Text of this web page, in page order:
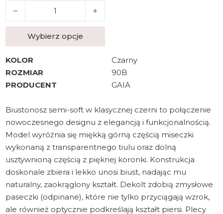
ilość GAIA BIUSTONOSZ SEMI-SOFT DAISY ART. 1336
Wybierz opcje
KOLOR
Czarny
ROZMIAR
90B
PRODUCENT
GAIA
Biustonosz semi-soft w klasycznej czerni to połączenie
nowoczesnego designu z elegancją i funkcjonalnością.
Model wyróżnia się miękką górną częścią miseczki
wykonaną z transparentnego tiulu oraz dolną
usztywnioną częścią z pięknej koronki. Konstrukcja
doskonale zbiera i lekko unosi biust, nadając mu
naturalny, zaokrąglony kształt. Dekolt zdobią zmysłowe
paseczki (odpinane), które nie tylko przyciągają wzrok,
ale również optycznie podkreślają kształt piersi. Plecy